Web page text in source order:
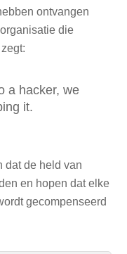
ontvangen
die
a hacker, we
it.
dat de held van
en hopen dat elke
gecompenseerd